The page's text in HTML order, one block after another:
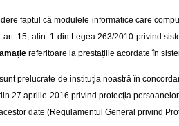
faptul că modulele informatice care
art. 15, alin. 1 din Legea 263/2010 privind
referitoare la prestațiile acordate în
prelucrate de instituţia noastră în
27 aprilie 2016 privind protecţia
date (Regulamentul General privind